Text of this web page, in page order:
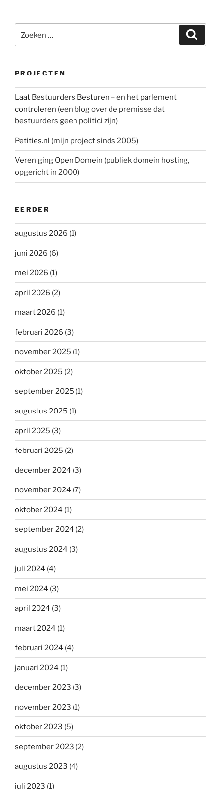
naar:
PROJECTEN
Laat Bestuurders Besturen – en het parlement
controleren (een blog over de premisse dat
bestuurders geen politici zijn)
Petities.nl (mijn project sinds 2005)
Vereniging Open Domein (publiek domein hosting,
opgericht in 2000)
EERDER
augustus 2026 (1)
juni 2026 (6)
mei 2026 (1)
april 2026 (2)
maart 2026 (1)
februari 2026 (3)
november 2025 (1)
oktober 2025 (2)
september 2025 (1)
augustus 2025 (1)
april 2025 (3)
februari 2025 (2)
december 2024 (3)
november 2024 (7)
oktober 2024 (1)
september 2024 (2)
augustus 2024 (3)
juli 2024 (4)
mei 2024 (3)
april 2024 (3)
maart 2024 (1)
februari 2024 (4)
januari 2024 (1)
december 2023 (3)
november 2023 (1)
oktober 2023 (5)
september 2023 (2)
augustus 2023 (4)
juli 2023 (1)